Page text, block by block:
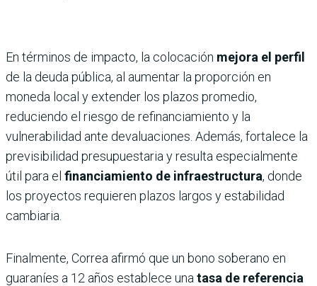
En términos de impacto, la colocación mejora el perfil
de la deuda pública, al aumentar la proporción en
moneda local y extender los plazos promedio,
reduciendo el riesgo de refinanciamiento y la
vulnerabilidad ante devaluaciones. Además, fortalece la
previsibilidad presupuestaria y resulta especialmente
útil para el financiamiento de infraestructura, donde
los proyectos requieren plazos largos y estabilidad
cambiaria.
Finalmente, Correa afirmó que un bono soberano en
guaraníes a 12 años establece una tasa de referencia